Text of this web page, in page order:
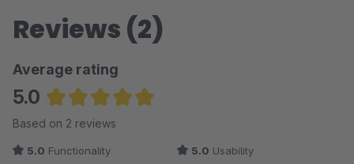
Reviews (2)
Average rating
5.0
Average rating of 5 out of 5 stars
Based on 2 reviews
5.0 Functionality 5.0 Usability